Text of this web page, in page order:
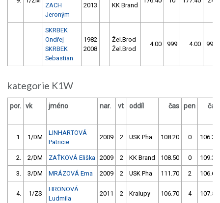
ZACH
Jeroným
2013 KK Brand
SKRBEK
Ondřej
SKRBEK
Sebastian
1982
2008
Žel.Brod
Žel.Brod
4.00 999 4.00 999
kategorie K1W
por. vk jméno nar. vt oddíl čas pen čas
1. 1/DM
LINHARTOVÁ
Patricie
2009 2 USK Pha 108.20 0 106.20
2. 2/DM ZAŤKOVÁ Eliška 2009 2 KK Brand 108.50 0 109.30
3. 3/DM MRÁZOVÁ Ema 2009 2 USK Pha 111.70 2 106.60
4. 1/ZS
HRONOVÁ
Ludmila
2011 2 Kralupy 106.70 4 107.50